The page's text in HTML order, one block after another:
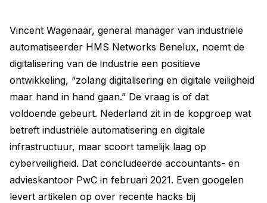
Vincent Wagenaar, general manager van industriële
automatiseerder HMS Networks Benelux, noemt de
digitalisering van de industrie een positieve
ontwikkeling, “zolang digitalisering en digitale veiligheid
maar hand in hand gaan.” De vraag is of dat
voldoende gebeurt. Nederland zit in de kopgroep wat
betreft industriële automatisering en digitale
infrastructuur, maar scoort tamelijk laag op
cyberveiligheid. Dat concludeerde accountants- en
advieskantoor PwC in februari 2021. Even googelen
levert artikelen op over recente hacks bij